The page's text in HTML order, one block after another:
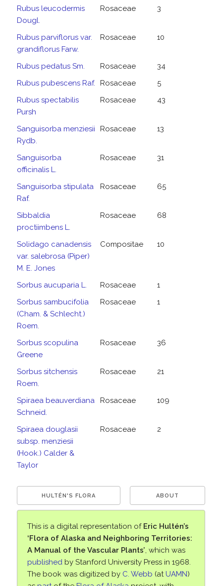
Rubus leucodermis
Dougl.
Rosaceae 3
Rubus parviflorus var.
grandiflorus Farw.
Rosaceae 10
Rubus pedatus Sm. Rosaceae
34
Rubus pubescens Raf.
Rosaceae
5
Rubus spectabilis
Pursh
Rosaceae 43
Sanguisorba menziesii
Rydb.
Rosaceae 13
Sanguisorba
officinalis L.
Rosaceae 31
Sanguisorba stipulata
Raf.
Rosaceae 65
Sibbaldia
proctiimbens L.
Rosaceae 68
Solidago canadensis
var. salebrosa (Piper)
M. E. Jones
Compositae 10
Sorbus aucuparia L. Rosaceae
1
Sorbus sambucifolia
(Cham. & Schlecht.)
Roem.
Rosaceae 1
Sorbus scopulina
Greene
Rosaceae 36
Sorbus sitchensis
Roem.
Rosaceae 21
Spiraea beauverdiana
Schneid.
Rosaceae 109
Spiraea douglasii
subsp. menziesii
(Hook.) Calder &
Taylor
Rosaceae 2
HULTÉN'S FLORA ABOUT
This is a digital representation of Eric Hultén’s
‘Flora of Alaska and Neighboring Territories:
A Manual of the Vascular Plants’, which was
publishedby Stanford University Press in 1968.
The book was digitized by C. Webb (atUAMN)